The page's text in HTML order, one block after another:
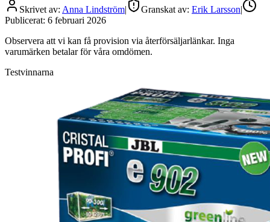
Skrivet av: Anna Lindström| Granskat av: Erik Larsson|
Publicerat: 6 februari 2026
Observera att vi kan få provision via återförsäljarlänkar. Inga
varumärken betalar för våra omdömen.
Testvinnarna